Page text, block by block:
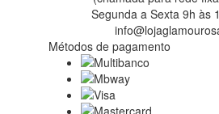
Segunda a Sexta 9h às
Métodos de pagamento